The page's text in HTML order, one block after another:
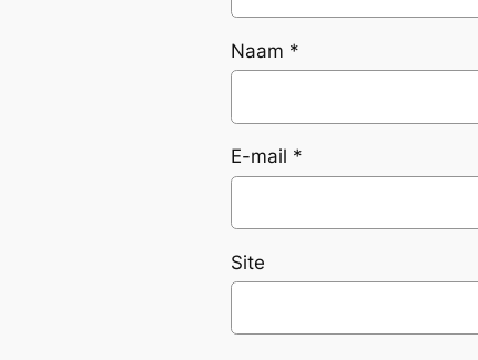
Naam *
E-mail *
Site